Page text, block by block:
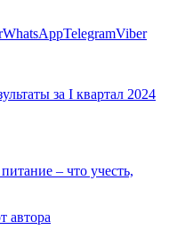
WhatsAppTelegramViber
за I квартал 2024
– что учесть,
автора